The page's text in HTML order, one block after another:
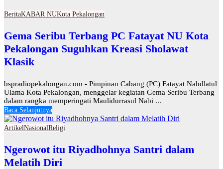
BeritaKABAR NUKota Pekalongan
Gema Seribu Terbang PC Fatayat NU Kota
Pekalongan Suguhkan Kreasi Sholawat
Klasik
bspradiopekalongan.com - Pimpinan Cabang (PC) Fatayat Nahdlatul
Ulama Kota Pekalongan, menggelar kegiatan Gema Seribu Terbang
dalam rangka memperingati Maulidurrasul Nabi ...
Baca Selanjutnya
ArtikelNasionalReligi
Ngerowot itu Riyadhohnya Santri dalam
Melatih Diri